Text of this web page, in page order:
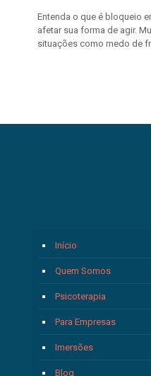
Entenda o que é bloqueio
afetar sua forma de agir.
situações como medo de
Início
Quem Somos
Psicoterapia
Para Empresas
Imersões
Blog